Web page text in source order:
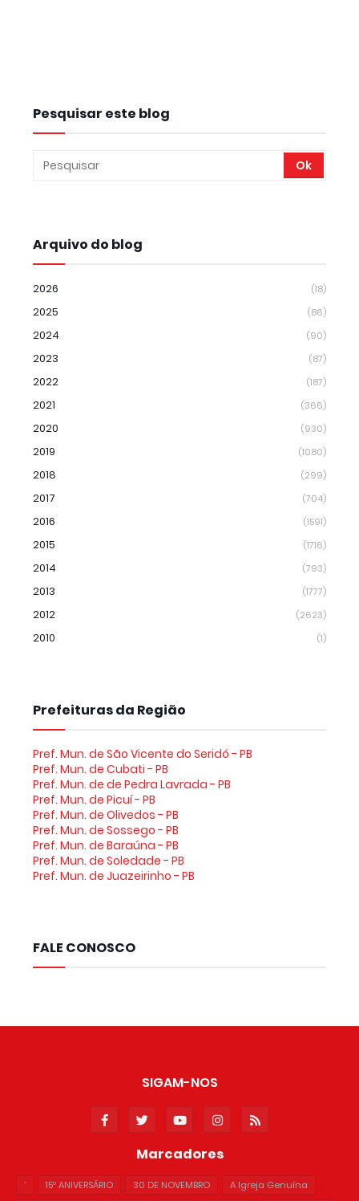
Pesquisar este blog
Arquivo do blog
2026 (18)
2025 (86)
2024 (90)
2023 (87)
2022 (187)
2021 (366)
2020 (930)
2019 (1080)
2018 (299)
2017 (704)
2016 (1591)
2015 (1716)
2014 (793)
2013 (1777)
2012 (2623)
2010 (1)
Prefeituras da Região
Pref. Mun. de São Vicente do Seridó - PB
Pref. Mun. de Cubati - PB
Pref. Mun. de de Pedra Lavrada - PB
Pref. Mun. de Picuí - PB
Pref. Mun. de Olivedos - PB
Pref. Mun. de Sossego - PB
Pref. Mun. de Baraúna - PB
Pref. Mun. de Soledade - PB
Pref. Mun. de Juazeirinho - PB
FALE CONOSCO
SIGAM-NOS
Marcadores
' 15º ANIVERSÁRIO 30 DE NOVEMBRO
A Igreja Genuína